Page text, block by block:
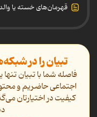
قهرمان‌های خسته یا
تبیان را در
فاصله شما با تبیان
اجتماعی حاضریم و
کیفیت در اختیارتان